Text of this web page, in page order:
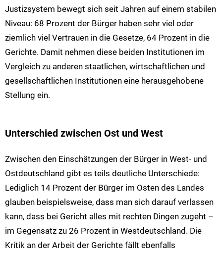
Justizsystem bewegt sich seit Jahren auf einem stabilen
Niveau: 68 Prozent der Bürger haben sehr viel oder
ziemlich viel Vertrauen in die Gesetze, 64 Prozent in die
Gerichte. Damit nehmen diese beiden Institutionen im
Vergleich zu anderen staatlichen, wirtschaftlichen und
gesellschaftlichen Institutionen eine herausgehobene
Stellung ein.
Unterschied zwischen Ost und West
Zwischen den Einschätzungen der Bürger in West- und
Ostdeutschland gibt es teils deutliche Unterschiede:
Lediglich 14 Prozent der Bürger im Osten des Landes
glauben beispielsweise, dass man sich darauf verlassen
kann, dass bei Gericht alles mit rechten Dingen zugeht –
im Gegensatz zu 26 Prozent in Westdeutschland. Die
Kritik an der Arbeit der Gerichte fällt ebenfalls